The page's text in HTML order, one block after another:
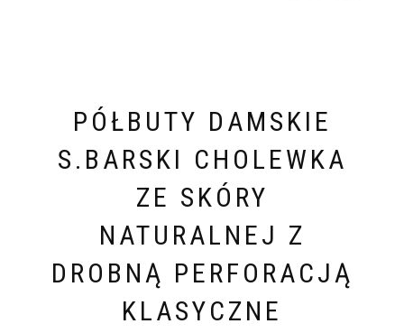
PÓŁBUTY DAMSKIE
S.BARSKI CHOLEWKA
ZE SKÓRY
NATURALNEJ Z
DROBNĄ PERFORACJĄ
KLASYCZNE